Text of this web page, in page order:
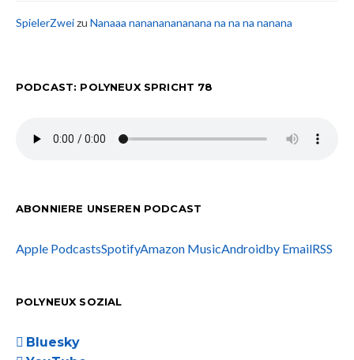
SpielerZweizu Nanaaa nanananananana na na na nanana
PODCAST: POLYNEUX SPRICHT 78
ABONNIERE UNSEREN PODCAST
Apple PodcastsSpotifyAmazon MusicAndroidby EmailRSS
POLYNEUX SOZIAL
Bluesky